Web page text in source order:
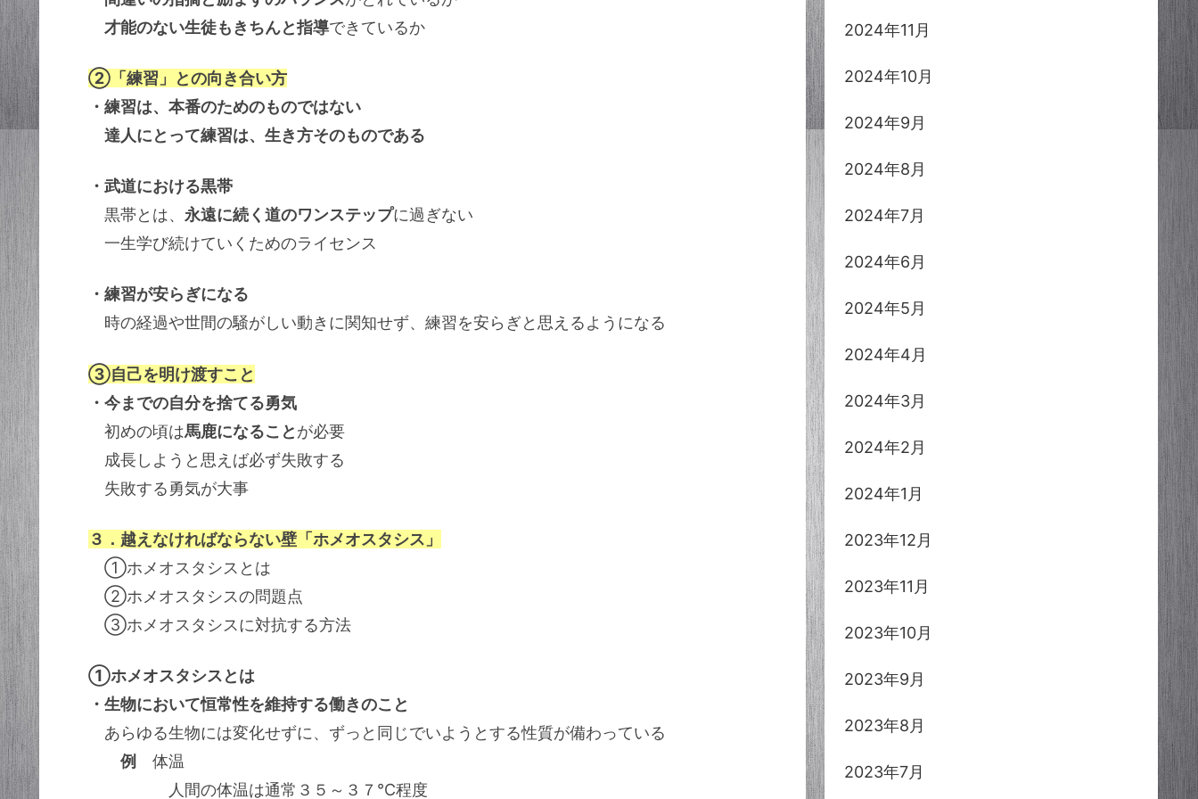
才能のない生徒もきちんと指導できているか
②「練習」との向き合い方
・練習は、本番のためのものではない
達人にとって練習は、生き方そのものである
・武道における黒帯
黒帯とは、 永遠に続く道のワンステップに過ぎない
一生学び続けていくためのライセンス
・練習が安らぎになる
時の経過や世間の騒がしい動きに関知せず、練習を安らぎと思えるようになる
③自己を明け渡すこと
・今までの自分を捨てる勇気
初めの頃は馬鹿になることが必要
成長しようと思えば必ず失敗する
失敗する勇気が大事
３．越えなければならない壁「ホメオスタシス」
①ホメオスタシスとは
②ホメオスタシスの問題点
③ホメオスタシスに対抗する方法
①ホメオスタシスとは
・生物において恒常性を維持する働きのこと
あらゆる生物には変化せずに、ずっと同じでいようとする性質が備わっている
例
体温
人間の体温は通常３５～３７℃程度
2024年11月
2024年10月
2024年9月
2024年8月
2024年7月
2024年6月
2024年5月
2024年4月
2024年3月
2024年2月
2024年1月
2023年12月
2023年11月
2023年10月
2023年9月
2023年8月
2023年7月